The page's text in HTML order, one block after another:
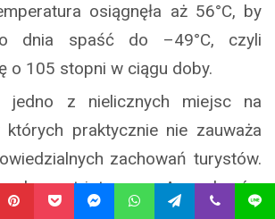
osiągnęła aż 56°C, by
dnia spaść do –49°C, czyli
o 105 stopni w ciągu doby.
jedno z nielicznych miejsc na
których praktycznie nie zauważa
zachowań turystów.
z patriotyzmem Amerykanów